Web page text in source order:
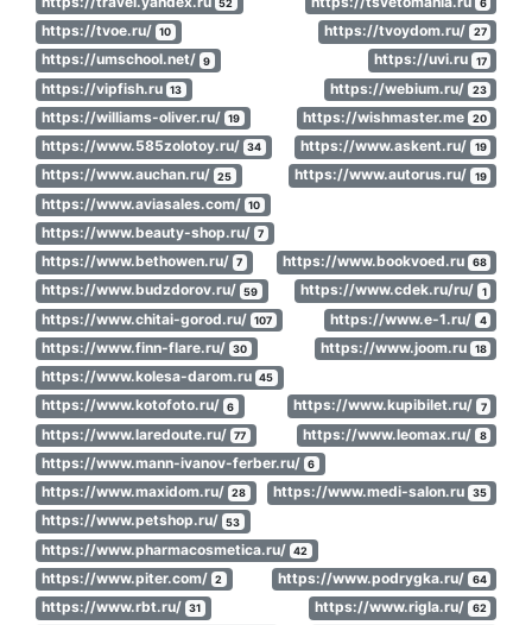
52 6
https://tvoe.ru/ 10 https://tvoydom.ru/ 27
https://umschool.net/ 9 https://uvi.ru 17
https://vipfish.ru 13 https://webium.ru/ 23
https://williams-oliver.ru/ 19 https://wishmaster.me 20
https://www.585zolotoy.ru/ 34 https://www.askent.ru/ 19
https://www.auchan.ru/ 25 https://www.autorus.ru/ 19
https://www.aviasales.com/ 10
https://www.beauty-shop.ru/ 7
https://www.bethowen.ru/ 7 https://www.bookvoed.ru 68
https://www.budzdorov.ru/ 59 https://www.cdek.ru/ru/ 1
https://www.chitai-gorod.ru/ 107 https://www.e-1.ru/ 4
https://www.finn-flare.ru/ 30 https://www.joom.ru 18
https://www.kolesa-darom.ru 45
https://www.kotofoto.ru/ 6 https://www.kupibilet.ru/ 7
https://www.laredoute.ru/ 77 https://www.leomax.ru/ 8
https://www.mann-ivanov-ferber.ru/ 6
https://www.maxidom.ru/ 28 https://www.medi-salon.ru 35
https://www.petshop.ru/ 53
https://www.pharmacosmetica.ru/ 42
https://www.piter.com/ 2 https://www.podrygka.ru/ 64
https://www.rbt.ru/ 31 https://www.rigla.ru/ 62